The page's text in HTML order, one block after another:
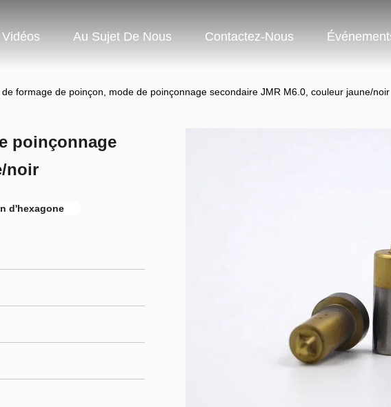
Vidéos Au Sujet De Nous Contactez-Nous
de formage de poinçon, mode de poinçonnage secondaire JMR M6.0, couleur jaune/noir
poinçonnage
noir
d'hexagone